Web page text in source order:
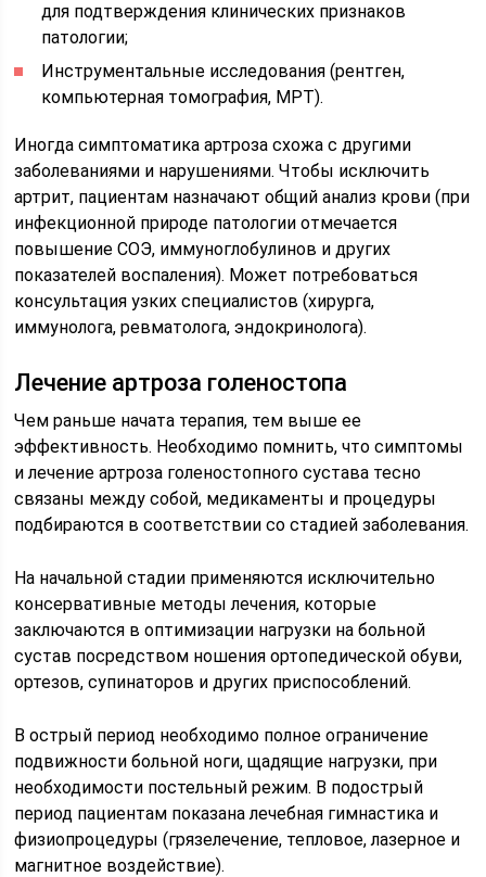
для подтверждения клинических признаков
патологии;
Инструментальные исследования (рентген,
компьютерная томография, МРТ).
Иногда симптоматика артроза схожа с другими
заболеваниями и нарушениями. Чтобы исключить
артрит, пациентам назначают общий анализ крови (при
инфекционной природе патологии отмечается
повышение СОЭ, иммуноглобулинов и других
показателей воспаления). Может потребоваться
консультация узких специалистов (хирурга,
иммунолога, ревматолога, эндокринолога).
Лечение артроза голеностопа
Чем раньше начата терапия, тем выше ее
эффективность. Необходимо помнить, что симптомы
и лечение артроза голеностопного сустава тесно
связаны между собой, медикаменты и процедуры
подбираются в соответствии со стадией заболевания.
На начальной стадии применяются исключительно
консервативные методы лечения, которые
заключаются в оптимизации нагрузки на больной
сустав посредством ношения ортопедической обуви,
ортезов, супинаторов и других приспособлений.
В острый период необходимо полное ограничение
подвижности больной ноги, щадящие нагрузки, при
необходимости постельный режим. В подострый
период пациентам показана лечебная гимнастика и
физиопроцедуры (грязелечение, тепловое, лазерное и
магнитное воздействие).